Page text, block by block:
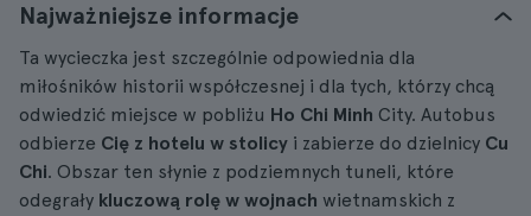
Najważniejsze informacje
Ta wycieczka jest szczególnie odpowiednia dla
miłośników historii współczesnej i dla tych, którzy chcą
odwiedzić miejsce w pobliżu Ho Chi Minh City. Autobus
odbierze Cię z hotelu w stolicy i zabierze do dzielnicy Cu
Chi. Obszar ten słynie z podziemnych tuneli, które
odegrały kluczową rolę w wojnach wietnamskich z